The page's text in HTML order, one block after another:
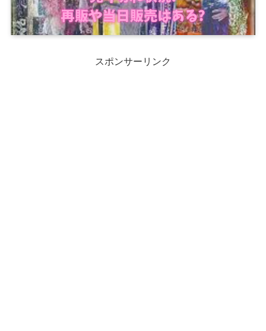
スポンサーリンク